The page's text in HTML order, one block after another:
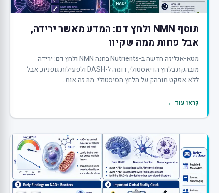
תוסף NMN ולחץ דם: המדע מאשר ירידה,
אבל פחות ממה שקיוו
מטא-אנליזה חדשה ב-Nutrients בחנה NMN ולחץ דם: ירידה
מובהקת בלחץ הדיאסטולי, דומה ל-DASH ולפעילות גופנית, אבל
ללא אפקט מובהק על הלחץ הסיסטולי. מה זה אומ...
קראו עוד ←